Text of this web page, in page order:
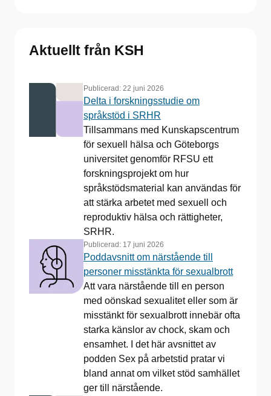
Aktuellt från KSH
Publicerad: 22 juni 2026
Delta i forskningsstudie om
språkstöd i SRHR
Tillsammans med Kunskapscentrum
för sexuell hälsa och Göteborgs
universitet genomför RFSU ett
forskningsprojekt om hur
språkstödsmaterial kan användas för
att stärka arbetet med sexuell och
reproduktiv hälsa och rättigheter,
SRHR.
Publicerad: 17 juni 2026
Poddavsnitt om närstående till
personer misstänkta för sexualbrott
Att vara närstående till en person
med oönskad sexualitet eller som är
misstänkt för sexualbrott innebär ofta
starka känslor av chock, skam och
ensamhet. I det här avsnittet av
podden Sex på arbetstid pratar vi
bland annat om vilket stöd samhället
ger till närstående.